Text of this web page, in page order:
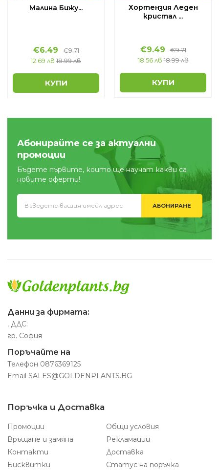
Малина Бижу...
€6.49 €9.71
12.69 лв 18.99 лв
КУПИ
Хортензия Леден
кристал ...
€9.49 €9.71
18.56 лв 18.99 лв
КУПИ
Абонирайте се за актуални
промоции
Бъдете първите, които ще научат какви са
новите оферти!
АБОНИРАНЕ
Данни за фирмата:
, ДДС:
гр. София
Поръчайте на
Телефон 0876369125
Email SALES@GOLDENPLANTS.BG
Поръчка и Доставка
Промоции
Общи условия
Връщане и замяна
Рекламации
Контакти
Доставка
Бисквитки
Статус на поръчка